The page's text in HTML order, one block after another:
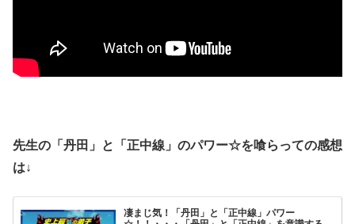
先生の「丹田」と「正中線」のパワー☆を喰らっての感想
は↓
凄まじ気！「丹田」と「正中線」パワー